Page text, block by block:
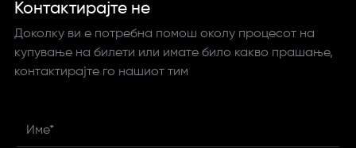
Контактирајте не
Доколку ви е потребна помош околу процесот на
купување на билети или имате било какво прашање,
контактирајте го нашиот тим
Име*